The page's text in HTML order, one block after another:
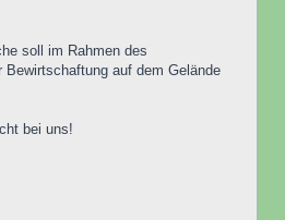
soll im Rahmen des
auf dem Gelände
bei uns!